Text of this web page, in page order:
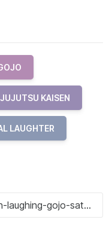
JUJUTSU KAISEN
LAUGHTER